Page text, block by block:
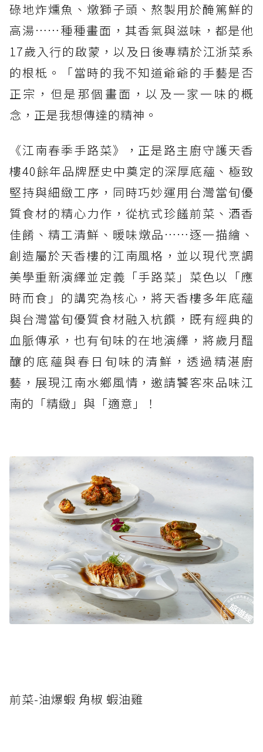
碌地炸燻魚、燉獅子頭、熬製用於醃篤鮮的
高湯……種種畫面，其香氣與滋味，都是他
17歲入行的啟蒙，以及日後專精於江浙菜系
的根柢。「當時的我不知道爺爺的手藝是否
正宗，但是那個畫面，以及一家一味的概
念，正是我想傳達的精神。
《江南春季手路菜》，正是路主廚守護天香
樓40餘年品牌歷史中奠定的深厚底蘊、極致
堅持與細緻工序，同時巧妙運用台灣當旬優
質食材的精心力作，從杭式珍饈前菜、酒香
佳餚、精工清鮮、暖味燉品……逐一描繪、
創造屬於天香樓的江南風格，並以現代烹調
美學重新演繹並定義「手路菜」菜色以「應
時而食」的講究為核心，將天香樓多年底蘊
與台灣當旬優質食材融入杭饌，既有經典的
血脈傳承，也有旬味的在地演繹，將歲月醞
釀的底蘊與春日旬味的清鮮，透過精湛廚
藝，展現江南水鄉風情，邀請饕客來品味江
南的「精緻」與「適意」！
前菜-油爆蝦 角椒 蝦油雞